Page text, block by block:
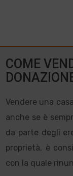
COME
Vendere una
anche se è
da parte degli
proprietà, è
con la quale